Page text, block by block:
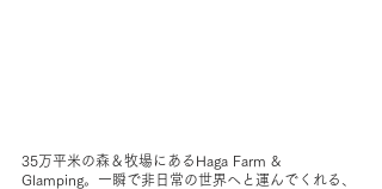
35万平米の森＆牧場にあるHaga Farm &
Glamping。一瞬で非日常の世界へと運んでくれる、